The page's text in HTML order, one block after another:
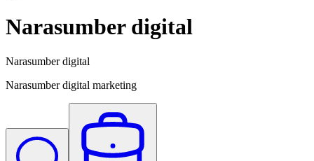
Narasumber digital
Narasumber digital
Narasumber digital marketing